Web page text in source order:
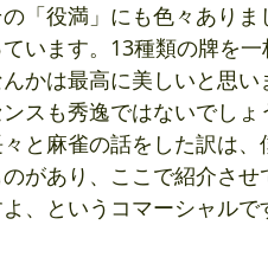
「役満」にも色々あり
ています。13種類の牌を
かは最高に美しいと思
スも秀逸ではないでしょ
と麻雀の話をした訳は
のがあり、ここで紹介さ
、というコマーシャルで